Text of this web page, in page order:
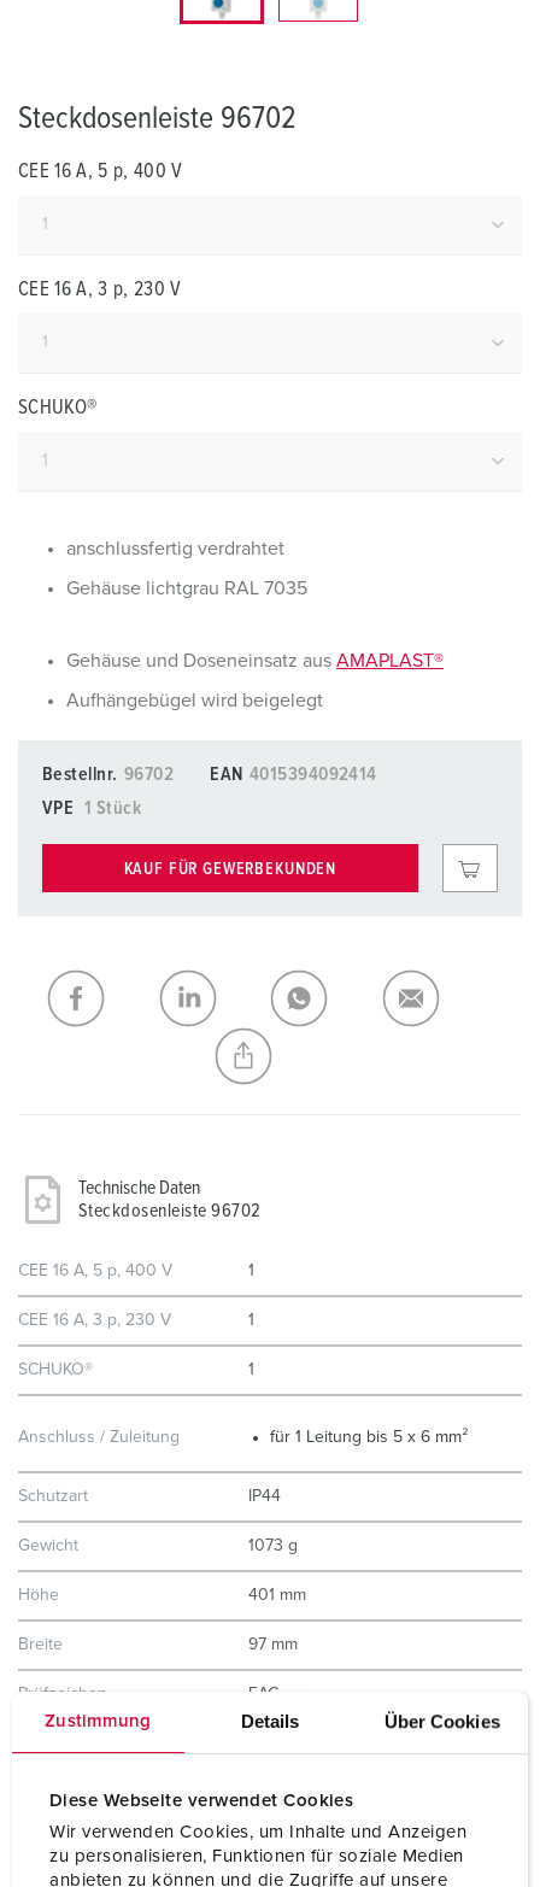
Zustimmung Details Über Cookies
Diese Webseite verwendet Cookies
Wir verwenden Cookies, um Inhalte und Anzeigen
zu personalisieren, Funktionen für soziale Medien
anbieten zu können und die Zugriffe auf unsere
Steckdosenleiste 96702
CEE 16 A, 5 p, 400 V
CEE 16 A, 3 p, 230 V
SCHUKO®
anschlussfertig verdrahtet
Gehäuse lichtgrau RAL 7035
Gehäuse und Doseneinsatz aus AMAPLAST®
Aufhängebügel wird beigelegt
Bestellnr. 96702 EAN 4015394092414
VPE
1 Stück
KAUF FÜR GEWERBEKUNDEN
Technische Daten
Steckdosenleiste 96702
CEE 16 A, 5 p, 400 V 1
CEE 16 A, 3 p, 230 V 1
SCHUKO® 1
Anschluss / Zuleitung für 1 Leitung bis 5 x 6 mm²
Schutzart IP44
Gewicht 1073 g
Höhe 401 mm
Breite 97 mm
Prüfzeichen EAC